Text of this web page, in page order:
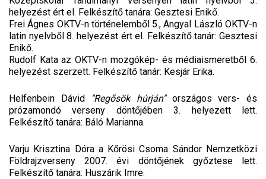
helyezést ért el. Felkészítő tanára: Gesztesi Enikő.
Frei Ágnes OKTV-n történelemből 5., Angyal László OKTV-n
latin nyelvből 8. helyezést ért el. Felkészítő tanár: Gesztesi
Enikő.
Rudolf Kata az OKTV-n mozgókép- és médiaismeretből 6.
helyezést szerzett. Felkészítő tanár: Kesjár Erika.
Helfenbein Dávid "Regősök húrján"országos vers- és
prózamondó verseny döntőjében 3. helyezett lett.
Felkészítő tanára: Báló Marianna.
Varju Krisztina Dóra a Kőrösi Csoma Sándor Nemzetközi
Földrajzverseny 2007. évi döntőjének győztese lett.
Felkészítő tanára: Huszárik Imre.